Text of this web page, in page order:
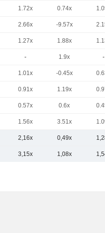
1.72x 0.74x
2.66x -9.57x
1.27x 1.88x
- 1.9x -
1.01x -0.45x
0.91x 1.19x
0.57x 0.6x
1.56x 3.51x
2,16x 0,49x
3,15x 1,08x